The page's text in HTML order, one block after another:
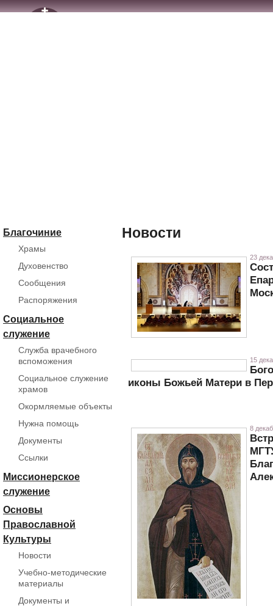
Благочиние
Храмы
Духовенство
Сообщения
Распоряжения
Социальное
служение
Служба врачебного
вспоможения
Социальное служение
храмов
Окормляемые объекты
Нужна помощь
Документы
Ссылки
Миссионерское
служение
Основы
Православной
Культуры
Новости
Учебно-методические
материалы
Документы и
Новости
23
15
иконы Божьей Матери в
8